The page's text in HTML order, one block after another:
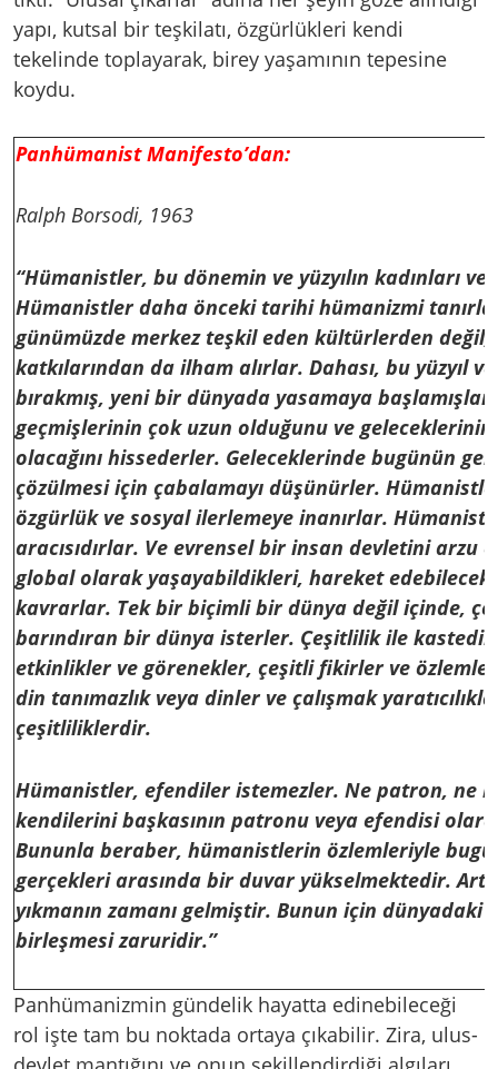
yapı, kutsal bir teşkilatı, özgürlükleri kendi
tekelinde toplayarak, birey yaşamının tepesine
koydu.
Panhümanist Manifesto’dan:
Ralph Borsodi, 1963
“Hümanistler, bu dönemin ve yüzyılın kadınları
Hümanistler daha önceki tarihi hümanizmi
günümüzde merkez teşkil eden kültürlerden
katkılarından da ilham alırlar. Dahası, bu yüzyıl
bırakmış, yeni bir dünyada yasamaya
geçmişlerinin çok uzun olduğunu ve
olacağını hissederler. Geleceklerinde bugünün
çözülmesi için çabalamayı düşünürler.
özgürlük ve sosyal ilerlemeye inanırlar.
aracısıdırlar. Ve evrensel bir insan devletini arzu
global olarak yaşayabildikleri, hareket
kavrarlar. Tek bir biçimli bir dünya değil içinde,
barındıran bir dünya isterler. Çeşitlilik ile
etkinlikler ve görenekler, çeşitli fikirler ve
din tanımazlık veya dinler ve çalışmak
çeşitliliklerdir.
Hümanistler, efendiler istemezler. Ne patron, ne
kendilerini başkasının patronu veya efendisi
Bununla beraber, hümanistlerin özlemleriyle
gerçekleri arasında bir duvar yükselmektedir.
yıkmanın zamanı gelmiştir. Bunun için
birleşmesi zaruridir.”
Panhümanizmin gündelik hayatta edinebileceği
rol işte tam bu noktada ortaya çıkabilir. Zira, ulus-